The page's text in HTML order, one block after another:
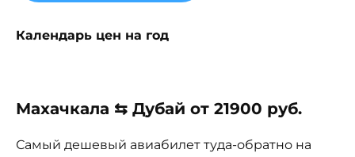
Календарь цен на год
Махачкала ⇆ Дубай от 21900 руб.
Самый дешевый авиабилет туда-обратно на